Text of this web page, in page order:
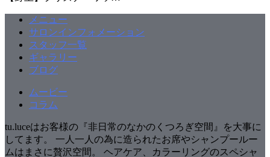
メニュー
サロンインフォメーション
スタッフ一覧
ギャラリー
ブログ
ムービー
コラム
tu.luceはお客様の『非日常のなかのくつろぎ空間』を大事に
してます。 一人一人の為に造られたお席やシャンプールー
ムはまさに贅沢空間。 ヘアケア、カラーリングのスペシャ